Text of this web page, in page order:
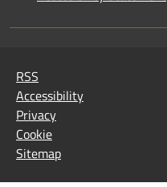
RSS
Accessibility
Privacy
Cookie
Sitemap